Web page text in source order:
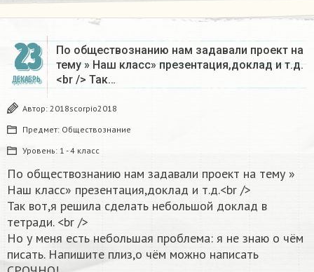
23
ДЕКАБРЬ
По обществознанию нам задавали проект на
тему » Наш класс» презентация,доклад и т.д.
<br /> Так…
Автор: 2018scorpio2018
Предмет: Обществознание
Уровень: 1 - 4 класс
По обществознанию нам задавали проект на тему »
Наш класс» презентация,доклад и т.д.<br />
Так вот,я решила сделать небольшой доклад в
тетради. <br />
Но у меня есть небольшая проблема: я не знаю о чём
писать. Напишите плиз,о чём можно написать